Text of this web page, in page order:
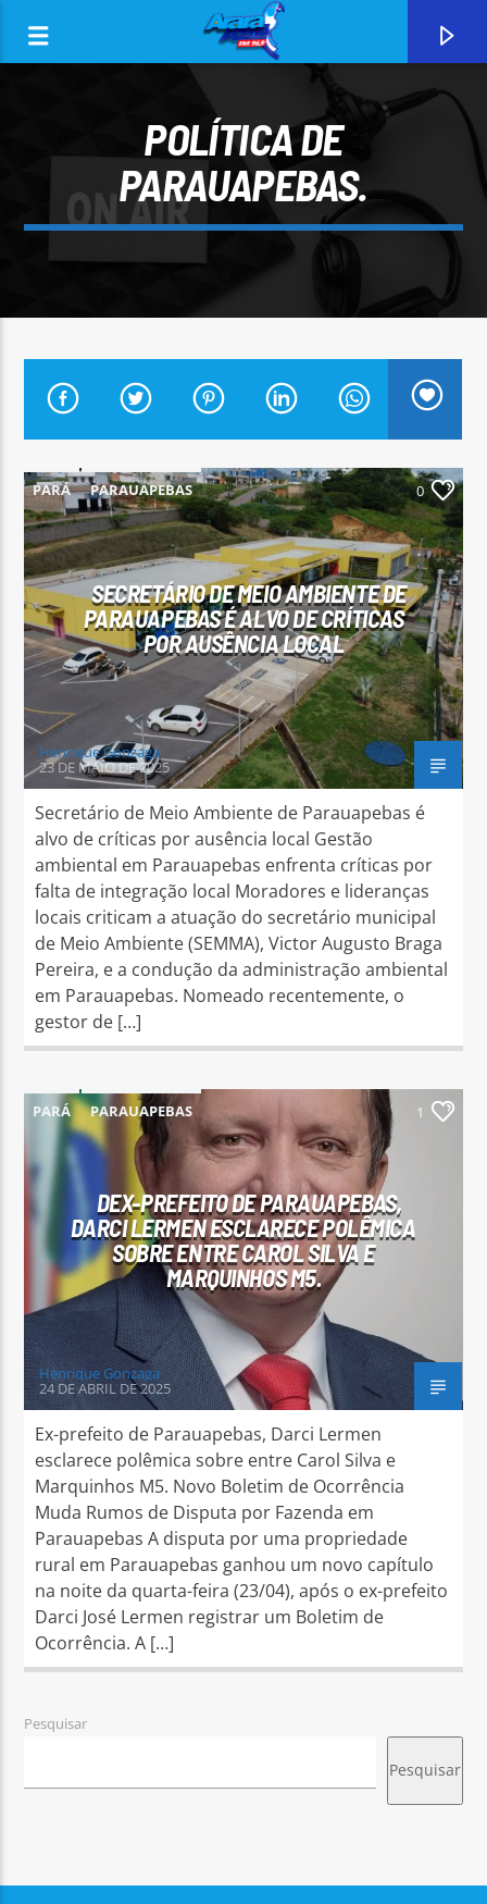
CURRENT TRACK
ARARA AZUL FM 96,9
Arara Azul FM
POLÍTICA DE
PARAUAPEBAS.
PARÁ PARAUAPEBAS 0
SECRETÁRIO DE MEIO AMBIENTE DE
PARAUAPEBAS É ALVO DE CRÍTICAS
POR AUSÊNCIA LOCAL
Henrique Gonzaga
23 DE MAIO DE 2025
Secretário de Meio Ambiente de Parauapebas é
alvo de críticas por ausência local Gestão
ambiental em Parauapebas enfrenta críticas por
falta de integração local Moradores e lideranças
locais criticam a atuação do secretário municipal
de Meio Ambiente (SEMMA), Victor Augusto Braga
Pereira, e a condução da administração ambiental
em Parauapebas. Nomeado recentemente, o
gestor de […]
PARÁ PARAUAPEBAS 1
DEX-PREFEITO DE PARAUAPEBAS,
DARCI LERMEN ESCLARECE POLÊMICA
SOBRE ENTRE CAROL SILVA E
MARQUINHOS M5.
Henrique Gonzaga
24 DE ABRIL DE 2025
Ex-prefeito de Parauapebas, Darci Lermen
esclarece polêmica sobre entre Carol Silva e
Marquinhos M5. Novo Boletim de Ocorrência
Muda Rumos de Disputa por Fazenda em
Parauapebas A disputa por uma propriedade
rural em Parauapebas ganhou um novo capítulo
na noite da quarta-feira (23/04), após o ex-prefeito
Darci José Lermen registrar um Boletim de
Ocorrência. A […]
Pesquisar
Pesquisar